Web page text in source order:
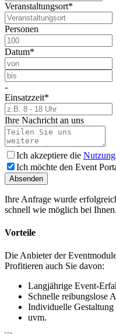
Veranstaltungsort*
Personen
Datum*
-
Einsatzzeit*
Ihre Nachricht an uns
Ich akzeptiere die
Ich möchte den Event
Absenden
Ihre Anfrage wurde
schnell wie möglich bei Ihnen.
Vorteile
Die Anbieter der
Profitieren auch Sie davon:
Langjährige Event-
Schnelle reibungslose
Individuelle
uvm.